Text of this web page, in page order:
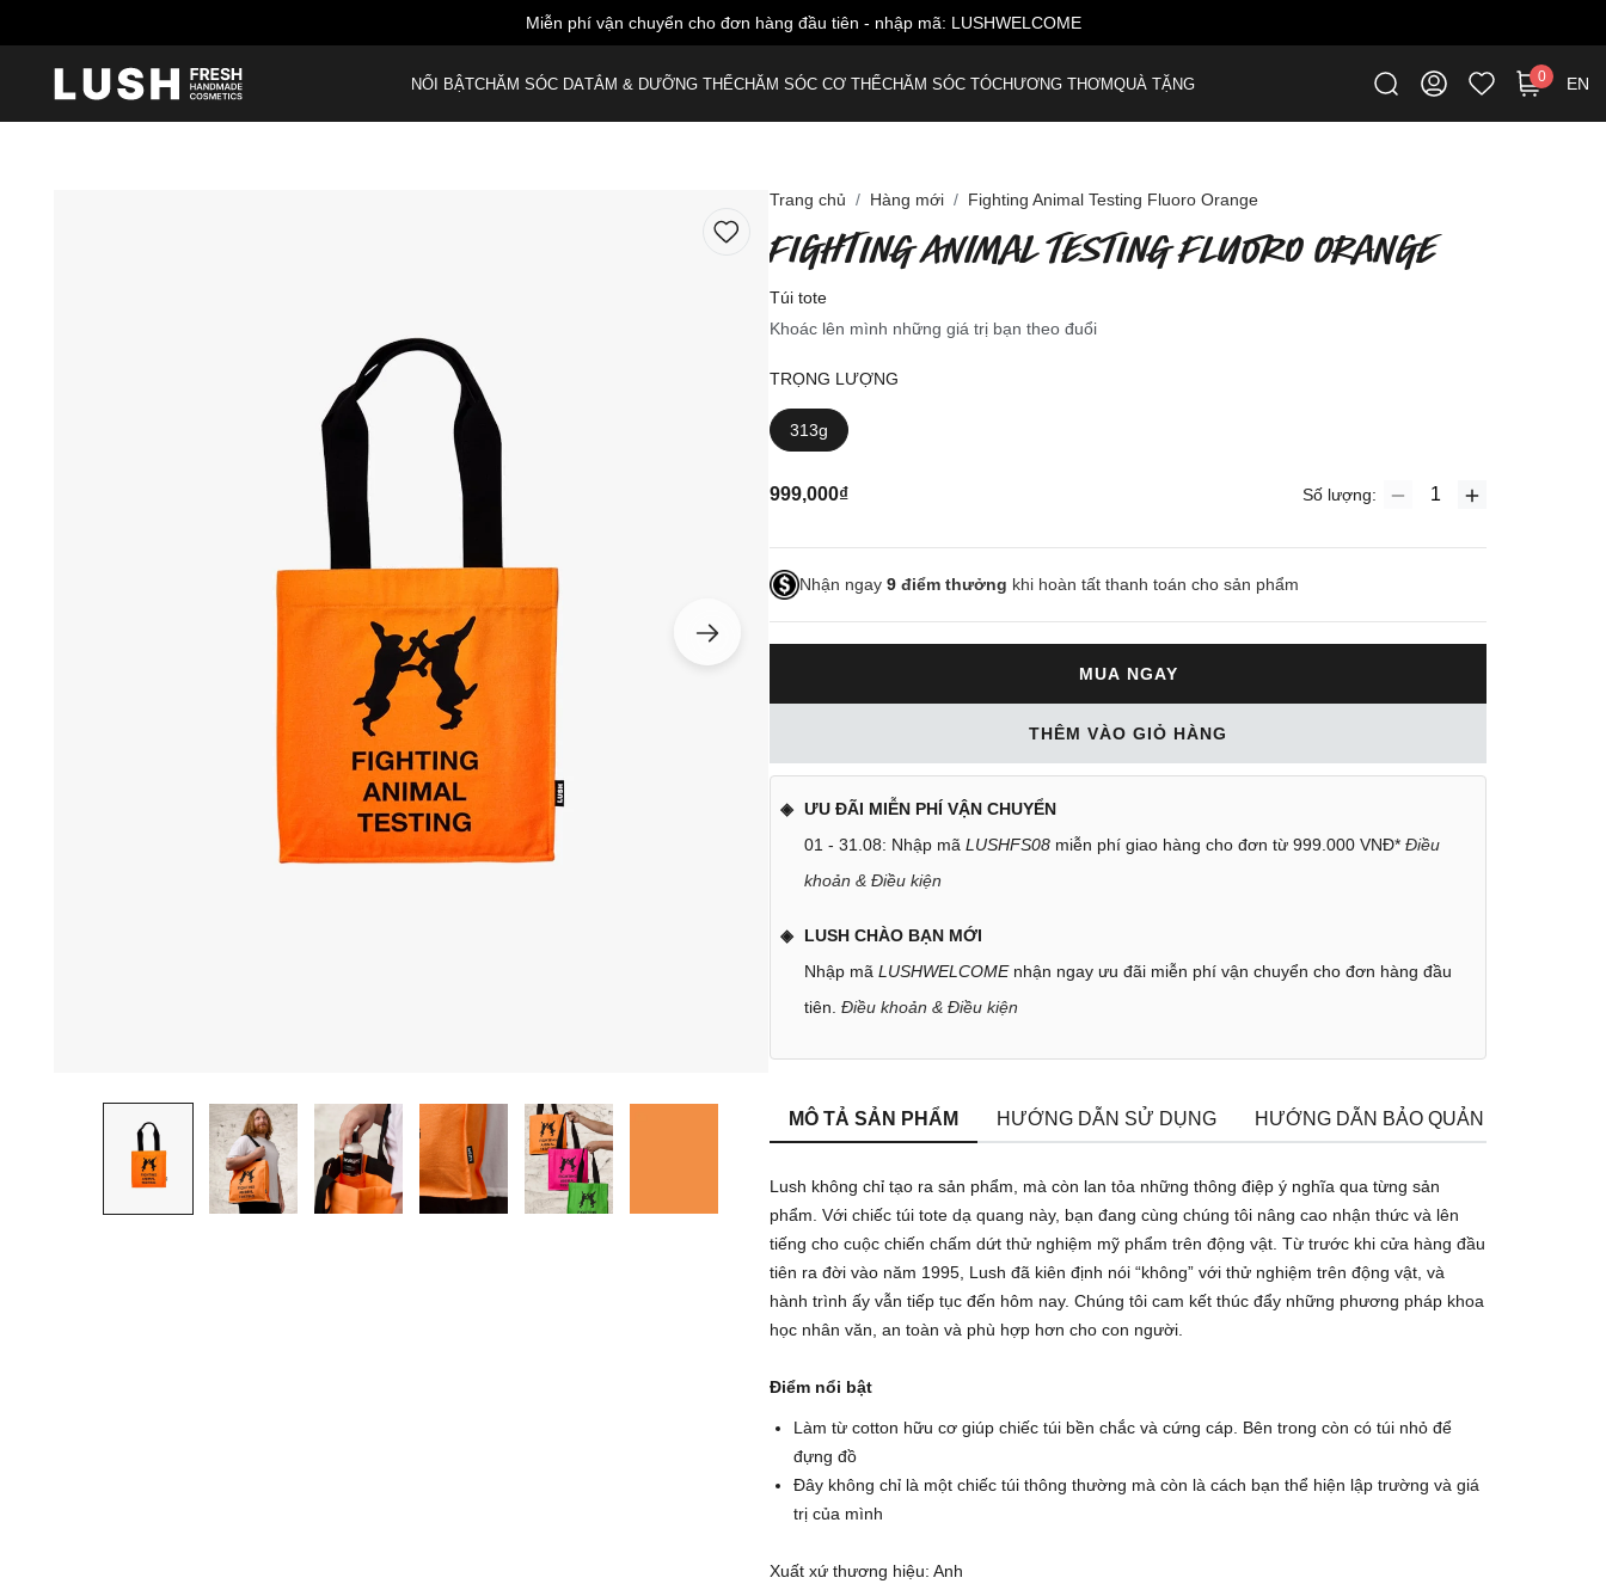
Miễn phí vận chuyển cho đơn hàng đầu tiên - nhập mã: LUSHWELCOME
NỔI BẬTCHĂM SÓC DATẮM & DƯỠNG THỂCHĂM SÓC CƠ THỂCHĂM SÓC TÓCHƯƠNG THƠMQUÀ TẶNG 0 EN
Trang chủ Hàng mới Fighting Animal Testing Fluoro Orange
FIGHTING ANIMAL TESTING FLUORO ORANGE
Túi tote
Khoác lên mình những giá trị bạn theo đuổi
TRỌNG LƯỢNG
313g
999,000₫ Số lượng:
Nhận ngay 9 điểm thưởng khi hoàn tất thanh toán cho sản phẩm
MUA NGAY
THÊM VÀO GIỎ HÀNG
ƯU ĐÃI MIỄN PHÍ VẬN CHUYỂN
01 - 31.08: Nhập mã LUSHFS08 miễn phí giao hàng cho đơn từ 999.000 VNĐ* Điều
khoản & Điều kiện
LUSH CHÀO BẠN MỚI
Nhập mã LUSHWELCOMEnhận ngay ưu đãi miễn phí vận chuyển cho đơn hàng đầu
tiên. Điều khoản & Điều kiện
MÔ TẢ SẢN PHẨM HƯỚNG DẪN SỬ DỤNG HƯỚNG DẪN BẢO QUẢN
Lush không chỉ tạo ra sản phẩm, mà còn lan tỏa những thông điệp ý nghĩa qua từng sản
phẩm. Với chiếc túi tote dạ quang này, bạn đang cùng chúng tôi nâng cao nhận thức và lên
tiếng cho cuộc chiến chấm dứt thử nghiệm mỹ phẩm trên động vật. Từ trước khi cửa hàng đầu
tiên ra đời vào năm 1995, Lush đã kiên định nói “không” với thử nghiệm trên động vật, và
hành trình ấy vẫn tiếp tục đến hôm nay. Chúng tôi cam kết thúc đẩy những phương pháp khoa
học nhân văn, an toàn và phù hợp hơn cho con người.
Điểm nổi bật
Làm từ cotton hữu cơ giúp chiếc túi bền chắc và cứng cáp. Bên trong còn có túi nhỏ để
đựng đồ
Đây không chỉ là một chiếc túi thông thường mà còn là cách bạn thể hiện lập trường và giá
trị của mình
Xuất xứ thương hiệu: Anh